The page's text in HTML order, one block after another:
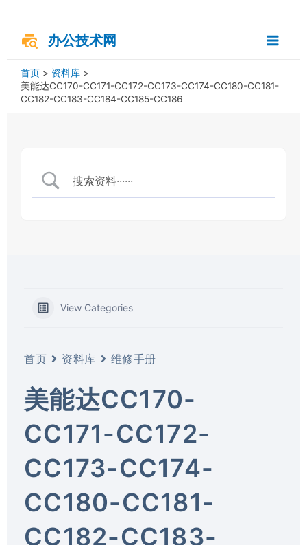
办公技术网
Menu
首页
资料库
美能达CC170-CC171-CC172-CC173-CC174-CC180-CC181-
CC182-CC183-CC184-CC185-CC186
View Categories
首页 资料库 维修手册
美能达CC170-
CC171-CC172-
CC173-CC174-
CC180-CC181-
CC182-CC183-